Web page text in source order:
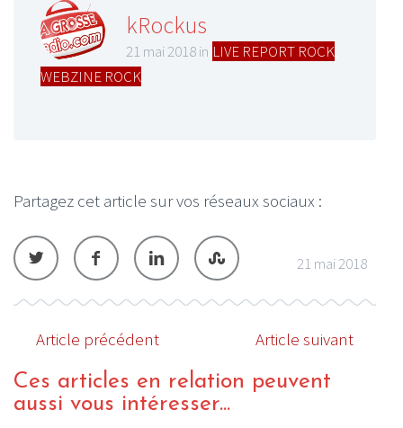
kRockus
21 mai 2018 in LIVE REPORT ROCK
WEBZINE ROCK
Partagez cet article sur vos réseaux sociaux :
21 mai 2018
Article précédent Article suivant
Ces articles en relation peuvent
aussi vous intéresser...